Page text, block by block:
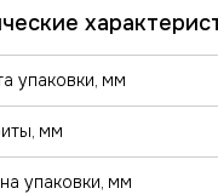
упаковки, мм
мм
упаковки, мм